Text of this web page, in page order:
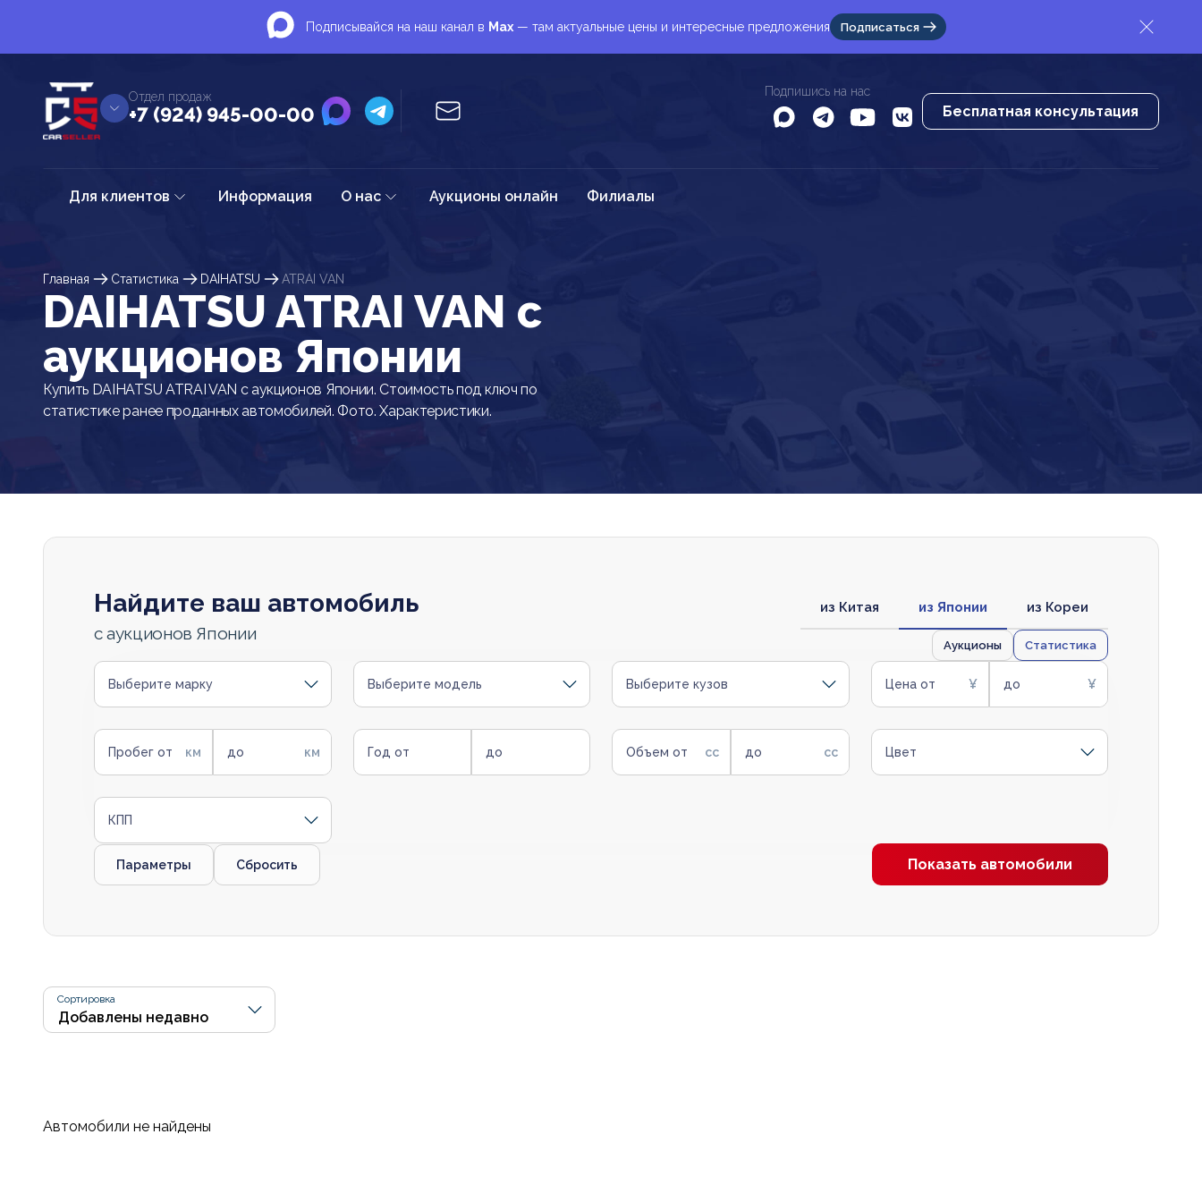
Подписывайся на наш канал в Max — там актуальные цены и интересные предложения Подписаться
Отдел продаж
+7 (924) 945-00-00
Подпишись на нас
Бесплатная консультация
Для клиентов Информация О нас Аукционы онлайн Филиалы
Главная Статистика DAIHATSU ATRAI VAN
DAIHATSU ATRAI VAN c
аукционов Японии
Купить DAIHATSU ATRAI VAN с аукционов Японии. Стоимость под ключ по
статистике ранее проданных автомобилей. Фото. Характеристики.
Найдите ваш автомобиль
с аукционов Японии
из Китая из Японии из Кореи
Аукционы Статистика
Выберите марку Выберите модель Выберите кузов Цена от до
Пробег от до Год от до Объем от до Цвет
КПП
Параметры Сбросить Показать автомобили
Сортировка
Автомобили не найдены